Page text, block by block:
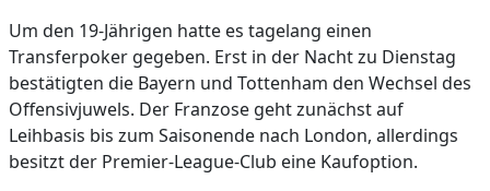
Um den 19-Jährigen hatte es tagelang einen
Transferpoker gegeben. Erst in der Nacht zu Dienstag
bestätigten die Bayern und Tottenham den Wechsel des
Offensivjuwels. Der Franzose geht zunächst auf
Leihbasis bis zum Saisonende nach London, allerdings
besitzt der Premier-League-Club eine Kaufoption.